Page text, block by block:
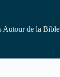
Autour de la Bible